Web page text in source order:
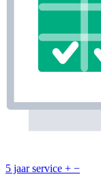
5 jaar service + −